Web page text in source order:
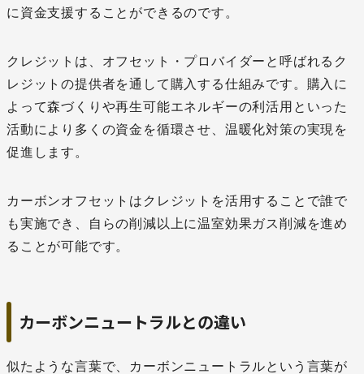
に資金支援することができるのです。
クレジットは、オフセット・プロバイダーと呼ばれるク
レジットの提供者を通して購入する仕組みです。購入に
よって森づくりや再生可能エネルギーの利活用といった
活動により多くの資金を循環させ、温暖化対策の実現を
促進します。
カーボンオフセットはクレジットを活用することで誰で
も実施でき、自らの削減以上に温室効果ガス削減を進め
ることが可能です。
カーボンニュートラルとの違い
似たような言葉で、カーボンニュートラルという言葉が